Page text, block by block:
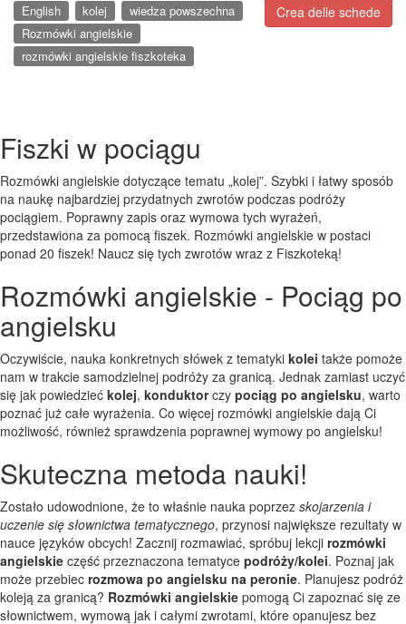
Crea delle schede
English kolej
wiedza powszechna
Rozmówki angielskie
rozmówki angielskie fiszkoteka
Fiszki w pociągu
Rozmówki angielskie dotyczące tematu „kolej”. Szybki i łatwy sposób
na naukę najbardziej przydatnych zwrotów podczas podróży
pociągiem. Poprawny zapis oraz wymowa tych wyrażeń,
przedstawiona za pomocą fiszek. Rozmówki angielskie w postaci
ponad 20 fiszek! Naucz się tych zwrotów wraz z Fiszkoteką!
Rozmówki angielskie - Pociąg po
angielsku
Oczywiście, nauka konkretnych słówek z tematyki kolei także pomoże
nam w trakcie samodzielnej podróży za granicą. Jednak zamiast uczyć
się jak powiedzieć kolej, konduktorczy pociąg po angielsku, warto
poznać już całe wyrażenia. Co więcej rozmówki angielskie dają Ci
możliwość, również sprawdzenia poprawnej wymowy po angielsku!
Skuteczna metoda nauki!
Zostało udowodnione, że to właśnie nauka poprzez skojarzenia i
uczenie się słownictwa tematycznego, przynosi największe rezultaty w
nauce języków obcych! Zacznij rozmawiać, spróbuj lekcji rozmówki
angielskie część przeznaczona tematyce podróży/kolei. Poznaj jak
może przebiec rozmowa po angielsku na peronie. Planujesz podróż
koleją za granicą? Rozmówki angielskie pomogą Ci zapoznać się ze
słownictwem, wymową jak i całymi zwrotami, które opanujesz bez